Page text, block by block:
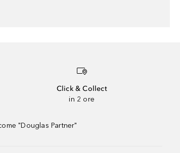
Click & Collect
in 2 ore
"Douglas Partner"